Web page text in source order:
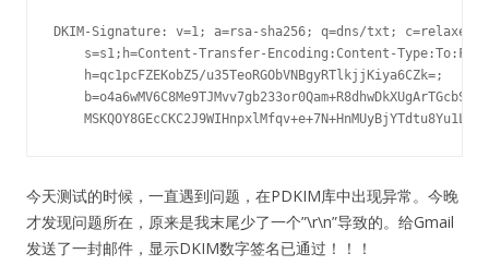
DKIM-Signature: v=1; a=rsa-sha256; q=dns/txt;
s=s1;h=Content-Transfer-Encoding:Content-
    h=qc1pcFZEKobZ5/u35TeoRGObVNBgyRTlkjjKiya6CZk=;
今天测试的时候，一直遇到问题，在PDKIM库中出现异常。今晚
才发现问题所在，原来是我末尾少了一个”\r\n”导致的。给Gmail
发送了一封邮件，显示DKIM数字签名已通过！！！